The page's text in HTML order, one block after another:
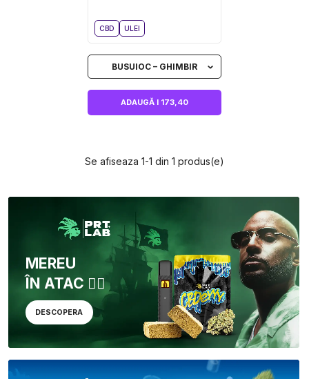
CBD ULEI
BUSUIOC – GHIMBIR
ADAUGĂ I 173,40
Se afiseaza 1-1 din 1 produs(e)
MEREU
ÎN ATAC 🏴‍☠️
DESCOPERA